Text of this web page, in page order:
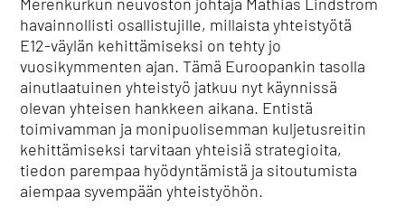
havainnollisti osallistujille, millaista yhteistyötä
E12-väylän kehittämiseksi on tehty jo
vuosikymmenten ajan. Tämä Euroopankin tasolla
ainutlaatuinen yhteistyö jatkuu nyt käynnissä
olevan yhteisen hankkeen aikana. Entistä
toimivamman ja monipuolisemman kuljetusreitin
kehittämiseksi tarvitaan yhteisiä strategioita,
tiedon parempaa hyödyntämistä ja sitoutumista
aiempaa syvempään yhteistyöhön.